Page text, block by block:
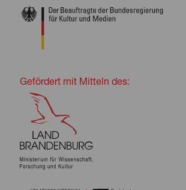
Gefördert mit Mitteln des: